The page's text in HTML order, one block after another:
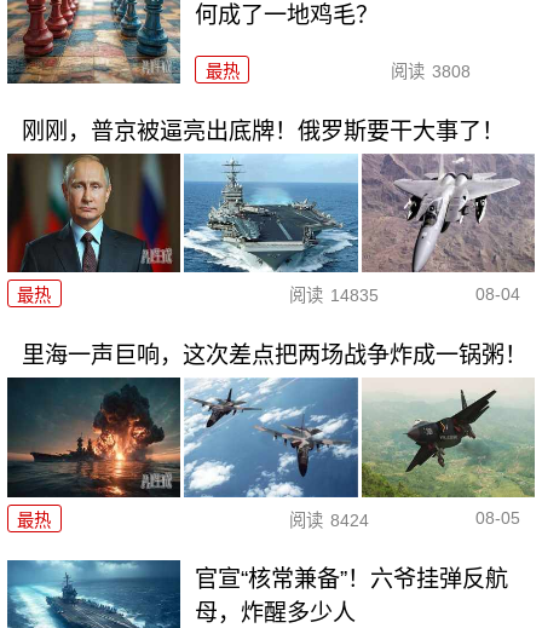
何成了一地鸡毛？
最热 阅读 3808
刚刚，普京被逼亮出底牌！俄罗斯要干大事了！
最热 阅读 14835 08-04
里海一声巨响，这次差点把两场战争炸成一锅粥！
最热 阅读 8424 08-05
官宣“核常兼备”！六爷挂弹反航
母，炸醒多少人